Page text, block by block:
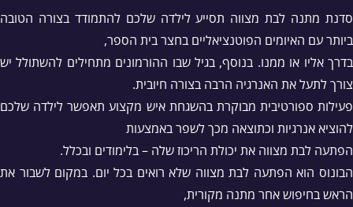
סדנת מתנה לבת מצווה תסייע לילדה שלכם להתמודד בצורה הטובה
ביותר עם האיומים הפוטנציאליים בחצר בית הספר,
בדרך אליו או ממנו. בנוסף, בגיל שבו ההורמונים מתחילים להשתולל יש
צורך לתעל את האנרגיה הרבה בצורה חיובית.
פעילות ספורטיבית מבוקרת בהשגחת איש מקצוע תאפשר לילדה שלכם
להוציא אנרגיות וכתוצאה מכך לשפר באמצעות
הפתעה לבת מצווה את יכולת הריכוז שלה – בלימודים ובכלל.
הבונוס הוא הפתעה לבת מצווה שלא רואים בכל יום. במקום לשבור את
הראש בחיפוש אחר מתנה מקורית,